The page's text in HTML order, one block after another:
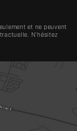
et ne peuvent
N'hésitez